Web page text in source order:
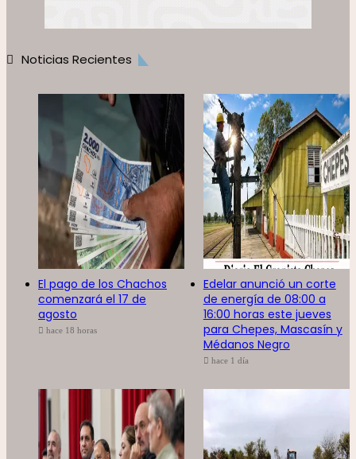
Noticias Recientes
El pago de los Chachos
comenzará el 17 de
agosto
hace 18 horas
Edelar anunció un corte
de energía de 08:00 a
16:00 horas este jueves
para Chepes, Mascasín y
Médanos Negro
hace 1 día